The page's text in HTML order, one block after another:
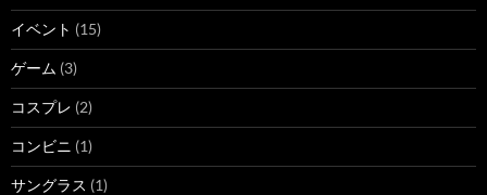
イベント (15)
ゲーム (3)
コスプレ (2)
コンビニ (1)
サングラス (1)